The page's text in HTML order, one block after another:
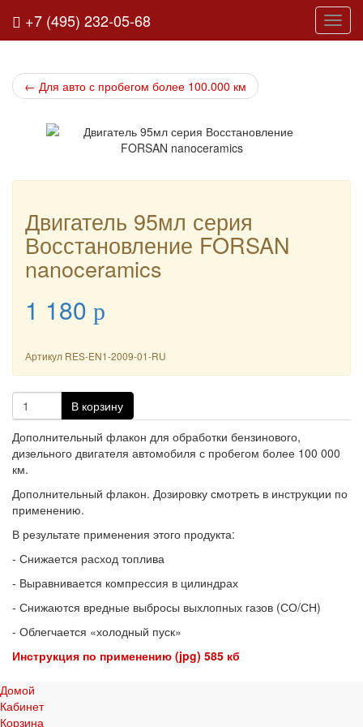
+7 (495) 232-05-68
← Для авто с пробегом более 100.000 км
Двигатель 95мл серия
Восстановление FORSAN
nanoceramics
1 180 p
Артикул RES-EN1-2009-01-RU
В корзину
Дополнительный флакон для обработки бензинового,
дизельного двигателя автомобиля с пробегом более 100 000
км.
Дополнительный флакон. Дозировку смотреть в инструкции по
применению.
В результате применения этого продукта:
- Снижается расход топлива
- Выравнивается компрессия в цилиндрах
- Снижаются вредные выбросы выхлопных газов (СО/СН)
- Облегчается «холодный пуск»
Инструкция по применению (jpg) 585 кб
←Для авто с пробегом более 100.000 км
Домой
Кабинет
Корзина